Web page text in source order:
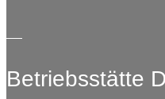
Betriebsstätte